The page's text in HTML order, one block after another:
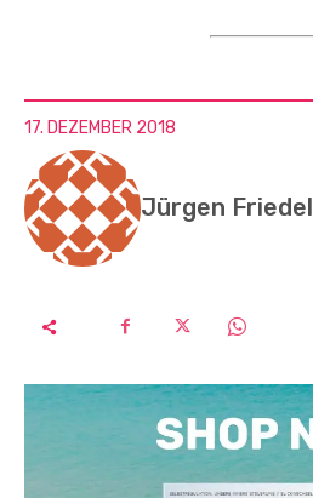
17. DEZEMBER 2018
Jürgen Friedel